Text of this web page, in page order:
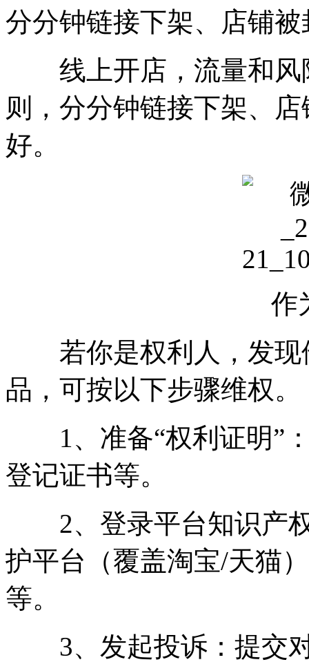
分分钟链接下架、店铺
线上开店，流量和风
则，分分钟链接下架、
好。
作
若你是权利人，发现
品，可按以下步骤维权。
1、准备“权利证明”：
登记证书等。
2、登录平台知识产权
护平台（覆盖淘宝/天猫
等。
3、发起投诉：提交对